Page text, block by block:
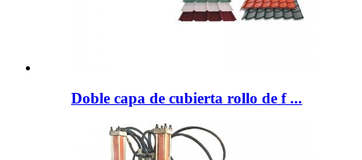
Doble capa de cubierta rollo de f ...